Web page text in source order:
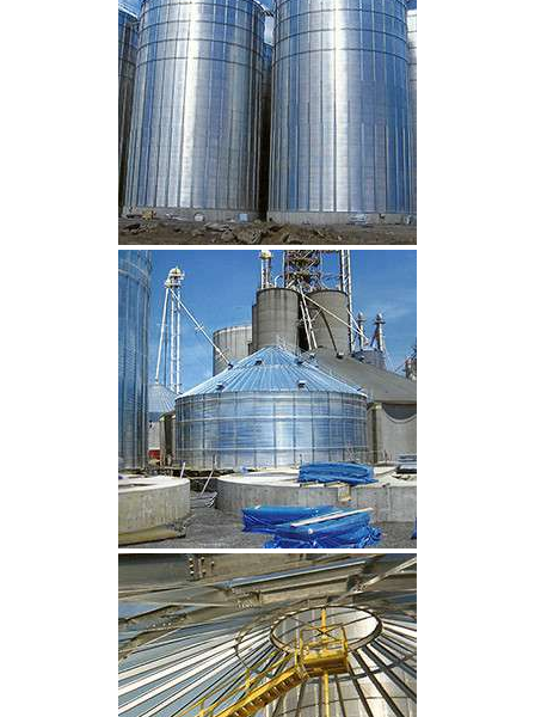
CLIQUEZ POUR AGRANDIR
CLIQUEZ POUR AGRANDIR